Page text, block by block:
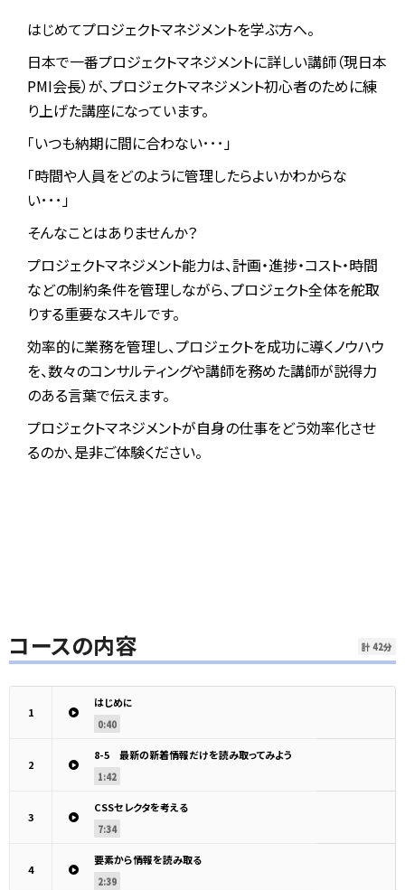
はじめてプロジェクトマネジメントを学ぶ方へ。
日本で一番プロジェクトマネジメントに詳しい講師（現日本
PMI会長）が、プロジェクトマネジメント初心者のために練
り上げた講座になっています。
「いつも納期に間に合わない･･･」
「時間や人員をどのように管理したらよいかわからな
い･･･」
そんなことはありませんか？
プロジェクトマネジメント能力は、計画・進捗・コスト・時間
などの制約条件を管理しながら、プロジェクト全体を舵取
りする重要なスキルです。
効率的に業務を管理し、プロジェクトを成功に導くノウハウ
を、数々のコンサルティングや講師を務めた講師が説得力
のある言葉で伝えます。
プロジェクトマネジメントが自身の仕事をどう効率化させ
るのか、是非ご体験ください。
コースの内容 計 42分
1
はじめに
0:40
2
8-5 最新の新着情報だけを読み取ってみよう
1:42
3
CSSセレクタを考える
7:34
4
要素から情報を読み取る
2:39